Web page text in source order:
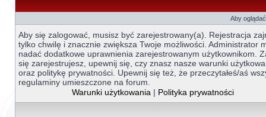
Aby
Aby się zalogować, musisz być zarejestrowany(a). Rejestracja
tylko chwilę i znacznie zwiększa Twoje możliwości. Administrator
nadać dodatkowe uprawnienia zarejestrowanym użytkownikom.
się zarejestrujesz, upewnij się, czy znasz nasze warunki
oraz politykę prywatności. Upewnij się też, że przeczytałeś/aś
regulaminy umieszczone na forum.
Warunki użytkowania | Polityka prywatności